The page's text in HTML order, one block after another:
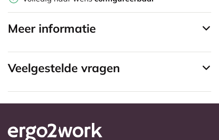
Meer informatie
Veelgestelde vragen